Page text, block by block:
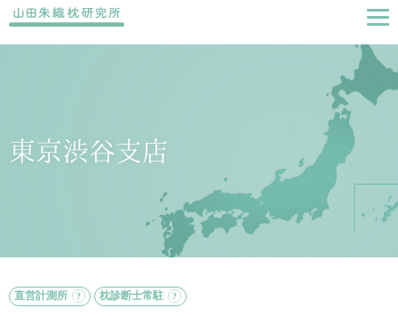
東京渋谷支店
直営計測所 枕診断士常駐